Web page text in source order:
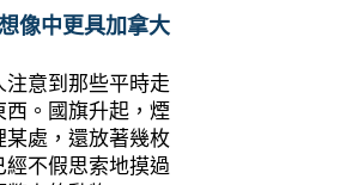
像中更具加拿大
意到那些平時走
。國旗升起，煙
處，還放著幾枚
不假思索地摸過